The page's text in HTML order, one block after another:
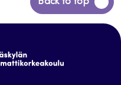
Back to top
takaisin